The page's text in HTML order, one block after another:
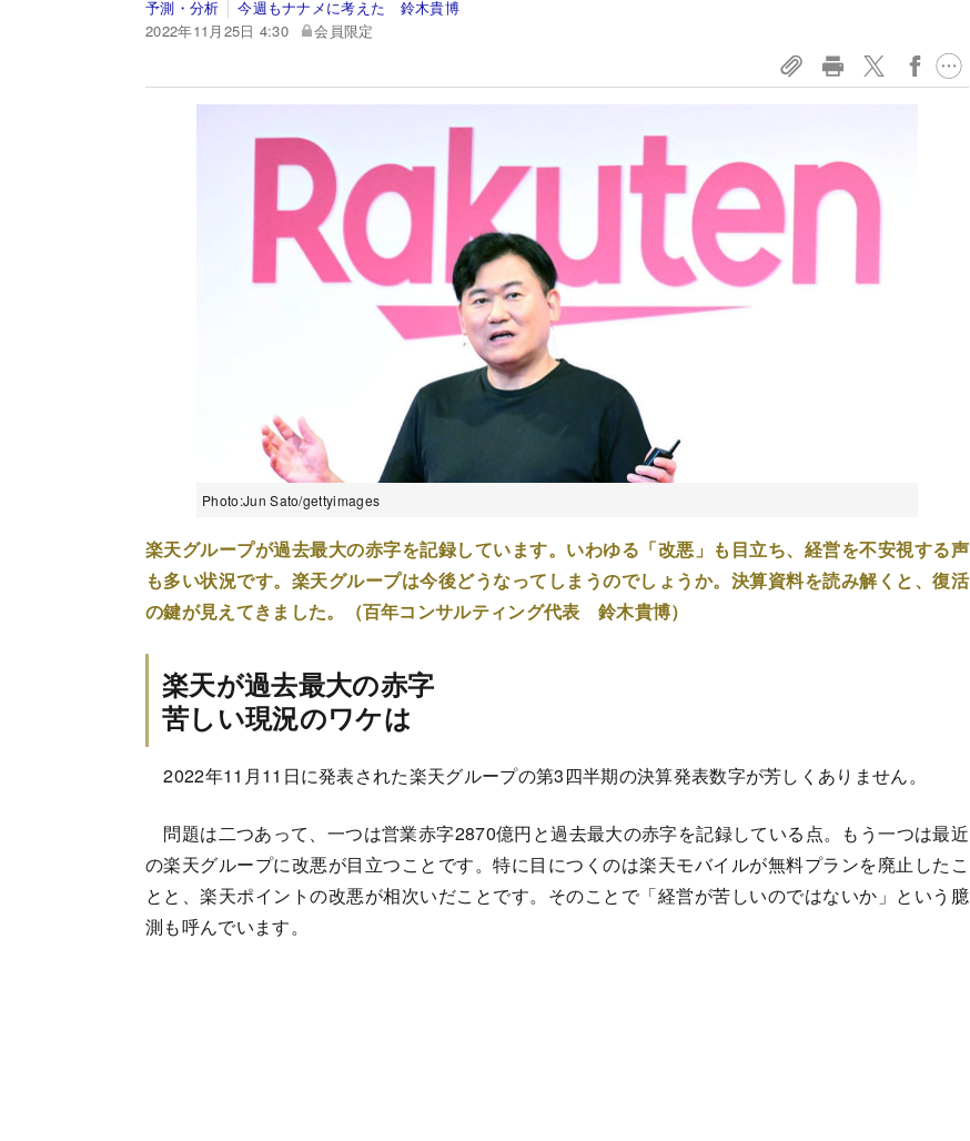
予測・分析
今週もナナメに考えた 鈴木貴博
2022年11月25日 4:30
会員限定
Photo:Jun Sato/gettyimages
楽天グループが過去最大の赤字を記録しています。いわゆる「改悪」も目立ち、経営を不安視する声
も多い状況です。楽天グループは今後どうなってしまうのでしょうか。決算資料を読み解くと、復活
の鍵が見えてきました。（百年コンサルティング代表 鈴木貴博）
楽天が過去最大の赤字
苦しい現況のワケは
2022年11月11日に発表された楽天グループの第3四半期の決算発表数字が芳しくありません。
問題は二つあって、一つは営業赤字2870億円と過去最大の赤字を記録している点。もう一つは最近
の楽天グループに改悪が目立つことです。特に目につくのは楽天モバイルが無料プランを廃止したこ
とと、楽天ポイントの改悪が相次いだことです。そのことで「経営が苦しいのではないか」という臆
測も呼んでいます。